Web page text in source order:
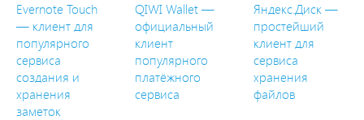
Evernote Touch
— клиент для
популярного
сервиса
создания и
хранения
заметок
QIWI Wallet —
официальный
клиент
популярного
платёжного
сервиса
Яндекс.Диск —
простейший
клиент для
сервиса
хранения
файлов